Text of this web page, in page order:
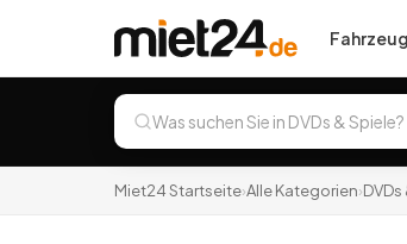
Miet24 Startseite›Alle Kategorien›